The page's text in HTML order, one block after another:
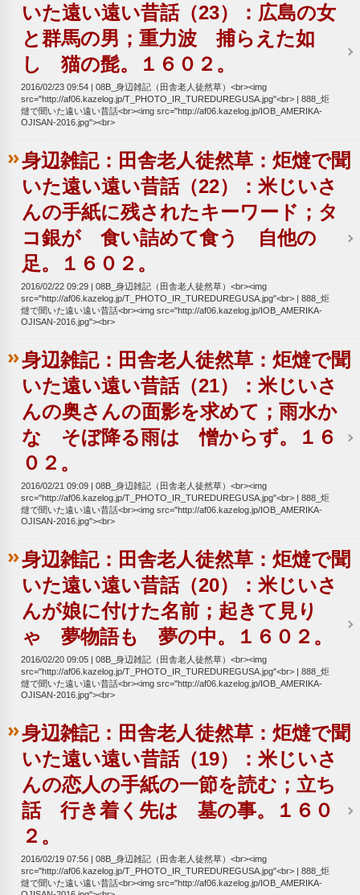
いた遠い遠い昔話（23）：広島の女
と群馬の男；重力波 捕らえた如
し 猫の髭。１６０２。
2016/02/23 09:54
08B_身辺雑記（田舎老人徒然草）<br><img
src="http://af06.kazelog.jp/T_PHOTO_IR_TUREDUREGUSA.jpg"<br>
888_炬
燵で聞いた遠い遠い昔話<br><img src="http://af06.kazelog.jp/IOB_AMERIKA-
OJISAN-2016.jpg"><br>
身辺雑記：田舎老人徒然草：炬燵で聞
いた遠い遠い昔話（22）：米じいさ
んの手紙に残されたキーワード；タ
コ銀が 食い詰めて食う 自他の
足。１６０２。
2016/02/22 09:29
08B_身辺雑記（田舎老人徒然草）<br><img
src="http://af06.kazelog.jp/T_PHOTO_IR_TUREDUREGUSA.jpg"<br>
888_炬
燵で聞いた遠い遠い昔話<br><img src="http://af06.kazelog.jp/IOB_AMERIKA-
OJISAN-2016.jpg"><br>
身辺雑記：田舎老人徒然草：炬燵で聞
いた遠い遠い昔話（21）：米じいさ
んの奥さんの面影を求めて；雨水か
な そぼ降る雨は 憎からず。１６
０２。
2016/02/21 09:09
08B_身辺雑記（田舎老人徒然草）<br><img
src="http://af06.kazelog.jp/T_PHOTO_IR_TUREDUREGUSA.jpg"<br>
888_炬
燵で聞いた遠い遠い昔話<br><img src="http://af06.kazelog.jp/IOB_AMERIKA-
OJISAN-2016.jpg"><br>
身辺雑記：田舎老人徒然草：炬燵で聞
いた遠い遠い昔話（20）：米じいさ
んが娘に付けた名前；起きて見り
ゃ 夢物語も 夢の中。１６０２。
2016/02/20 09:05
08B_身辺雑記（田舎老人徒然草）<br><img
src="http://af06.kazelog.jp/T_PHOTO_IR_TUREDUREGUSA.jpg"<br>
888_炬
燵で聞いた遠い遠い昔話<br><img src="http://af06.kazelog.jp/IOB_AMERIKA-
OJISAN-2016.jpg"><br>
身辺雑記：田舎老人徒然草：炬燵で聞
いた遠い遠い昔話（19）：米じいさ
んの恋人の手紙の一節を読む；立ち
話 行き着く先は 墓の事。１６０
２。
2016/02/19 07:56
08B_身辺雑記（田舎老人徒然草）<br><img
src="http://af06.kazelog.jp/T_PHOTO_IR_TUREDUREGUSA.jpg"<br>
888_炬
燵で聞いた遠い遠い昔話<br><img src="http://af06.kazelog.jp/IOB_AMERIKA-